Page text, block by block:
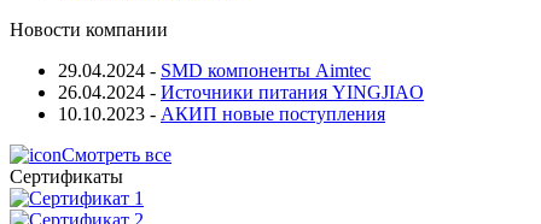
Новости компании
29.04.2024 - SMD компоненты Aimtec
26.04.2024 - Источники питания YINGJIAO
10.10.2023 - АКИП новые поступления
Смотреть все
Сертификаты